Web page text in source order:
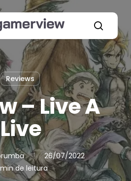
search
Reviews
– Live A
Live
26/07/2022
de leitura